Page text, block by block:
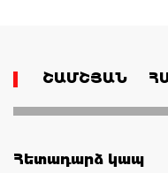
ՇԱՄՇՅԱՆ
Հետադարձ կապ